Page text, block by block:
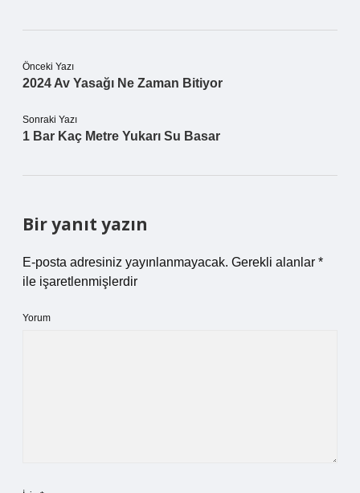
Önceki Yazı
2024 Av Yasağı Ne Zaman Bitiyor
Sonraki Yazı
1 Bar Kaç Metre Yukarı Su Basar
Bir yanıt yazın
E-posta adresiniz yayınlanmayacak. Gerekli alanlar *
ile işaretlenmişlerdir
Yorum